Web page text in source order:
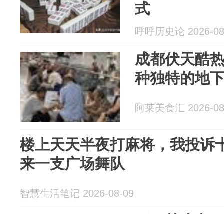
式
呼呼历史论 2026-
成都伏天酷
种独特的地
阿莱美食汇 2026-
楼上天天半夜打麻将，我投诉
来一支广场舞队
智慧生活笔记 2026-08-09